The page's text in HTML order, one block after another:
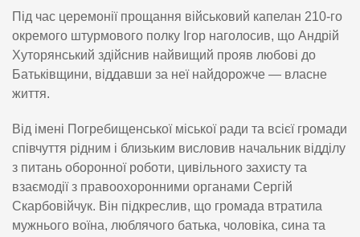
Під час церемонії прощання військовий капелан 210-го
окремого штурмового полку Ігор наголосив, що Андрій
Хуторянський здійснив найвищий прояв любові до
Батьківщини, віддавши за неї найдорожче — власне
життя.
Від імені Погребищенської міської ради та всієї громади
співчуття рідним і близьким висловив начальник відділу
з питань оборонної роботи, цивільного захисту та
взаємодії з правоохоронними органами Сергій
Скарбовійчук. Він підкреслив, що громада втратила
мужнього воїна, люблячого батька, чоловіка, сина та